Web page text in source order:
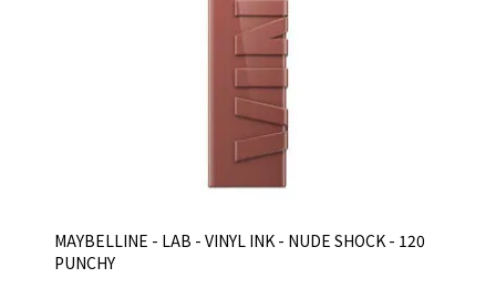
MAYBELLINE - LAB - VINYL INK - NUDE SHOCK - 120
PUNCHY